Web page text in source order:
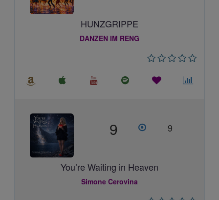
HUNZGRIPPE
DANZEN IM RENG
9 9
You’re Waiting in Heaven
Simone Cerovina